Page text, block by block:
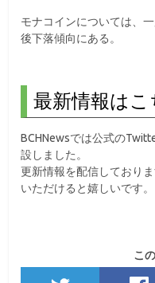
モナコインについては、
後下落傾向にある。
最新情報はこ
BCHNewsでは公式の
設しました。
更新情報を配信しており
いただけると嬉しいです。
こ